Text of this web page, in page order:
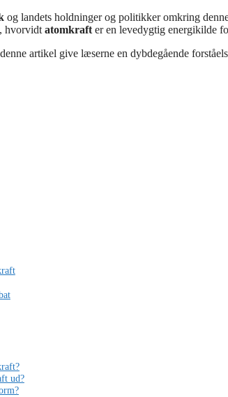
og landets holdninger og politikker omkring
hvorvidt atomkraft er en levedygtig energikilde
artikel give læserne en dybdegående
ud?